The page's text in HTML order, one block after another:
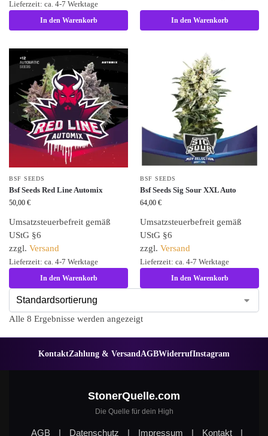
Lieferzeit: ca. 4-7 Werktage
In den Warenkorb
In den Warenkorb
BSF SEEDS
Bsf Seeds Red Line Automix
50,00 €
Umsatzsteuerbefreit gemäß
UStG §6
zzgl. Versand
Lieferzeit: ca. 4-7 Werktage
In den Warenkorb
BSF SEEDS
Bsf Seeds Sig Sour XXL Auto
64,00 €
Umsatzsteuerbefreit gemäß
UStG §6
zzgl. Versand
Lieferzeit: ca. 4-7 Werktage
In den Warenkorb
Alle 8 Ergebnisse werden angezeigt
KontaktZahlung & VersandAGBWiderrufInstagram
StonerQuelle.com
Die Quelle für dein High
AGB Datenschutz Impressum Kontakt